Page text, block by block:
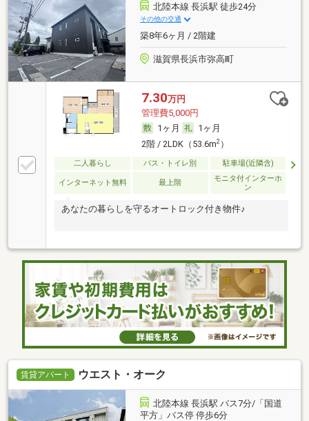
北陸本線 長浜駅 徒歩24分
その他の交通
築8年6ヶ月 / 2階建
滋賀県長浜市弥高町
7.30万円
管理費5,000円
1ヶ月
1ヶ月
2階 / 2LDK（53.6m2）
二人暮らし バス・トイレ別 駐車場(近隣含)
インターネット無料 最上階
モニタ付インターホ
ン
あなたの暮らしを守るオートロック付き物件♪
賃貸アパート ウエスト・オーク
北陸本線 長浜駅 バス7分/「国道
平方」バス停 停歩6分